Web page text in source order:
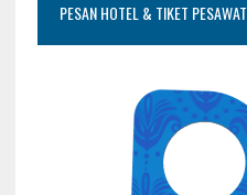
PESAN HOTEL & TIKET PESAWAT